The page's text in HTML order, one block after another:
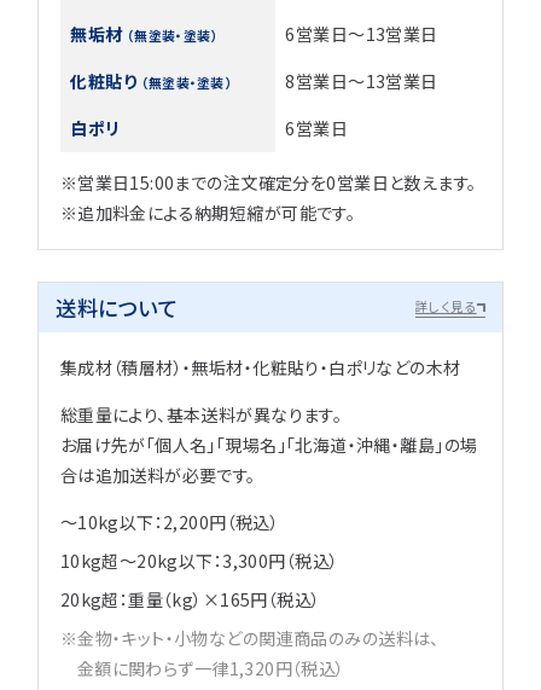
無垢材 （無塗装・塗装）
6営業日～13営業日
化粧貼り （無塗装・塗装）
8営業日～13営業日
白ポリ
6営業日
※営業日15:00までの注文確定分を0営業日と数えます。
※追加料金による納期短縮が可能です。
送料について 詳しく見る
集成材（積層材）・無垢材・化粧貼り・白ポリなどの木材
総重量により、基本送料が異なります。
お届け先が「個人名」「現場名」「北海道・沖縄・離島」の場
合は追加送料が必要です。
～10kg以下：2,200円（税込）
10kg超～20kg以下：3,300円（税込）
20kg超：重量（kg）×165円（税込）
金物・キット・小物などの関連商品のみの送料は、
金額に関わらず一律1,320円（税込）